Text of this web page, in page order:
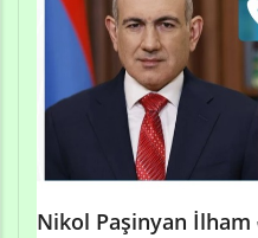
Nikol Paşinyan İlham